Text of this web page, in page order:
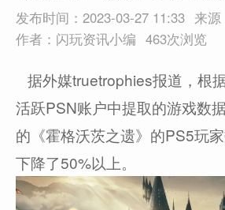
发布时间：2023-03-27 11:33 来
作者：闪玩资讯小编 463次浏览
据外媒truetrophies报道，根
活跃PSN账户中提取的游戏数
的《霍格沃茨之遗》的PS5玩
下降了50%以上。